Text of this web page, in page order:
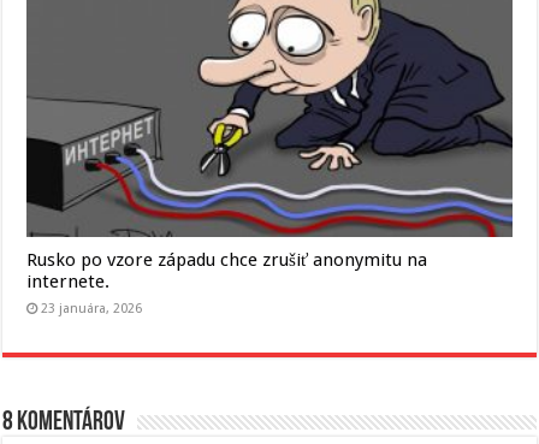
Rusko po vzore západu chce zrušiť anonymitu na
internete.
23 januára, 2026
8 komentárov